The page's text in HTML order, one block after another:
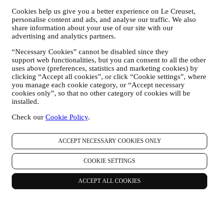
Cookies help us give you a better experience on Le Creuset,
personalise content and ads, and analyse our traffic. We also
share information about your use of our site with our
advertising and analytics partners.
“Necessary Cookies” cannot be disabled since they
support web functionalities, but you can consent to all the other
uses above (preferences, statistics and marketing cookies) by
clicking “Accept all cookies”, or click “Cookie settings”, where
you manage each cookie category, or “Accept necessary
cookies only”, so that no other category of cookies will be
installed.
Check our Cookie Policy.
ACCEPT NECESSARY COOKIES ONLY
COOKIE SETTINGS
ACCEPT ALL COOKIES
ofertas especiales que le puedan gustar. Estas comunicaciones
pueden seleccionarse o adaptarse para usted en función de los
detalles que tenemos sobre usted, como su ubicación o su
historial de compras, o las preferencias de nuestros productos.
Usaremos sus datos para comprender mejor sus intereses. Esto
nos permite personalizar nuestras comunicaciones para
hacerlas más relevantes e interesantes. No será utilizada para
otros efectos. También recopilamos estadísticas sobre la
apertura de correo electrónico y clics utilizando tecnologías
estándar de la industria (incluidos los píxeles de seguimiento
en los correos electrónicos) para ayudarnos a monitorizar
en su consentimiento para recibir comunicaciones de
suscripción se puede ejercer en los puntos donde se recopila
información personal seleccionando la casilla de verificación
correspondiente.
Exclusión voluntaria: Puede dejar de recibir nuestras
comunicaciones o actualizaciones de marketing en cualquier
momento, de forma gratuita, a través de los métodos que se